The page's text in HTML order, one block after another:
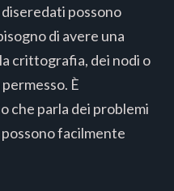
possono
di avere una
crittografia, dei nodi o
È
che parla dei problemi
facilmente